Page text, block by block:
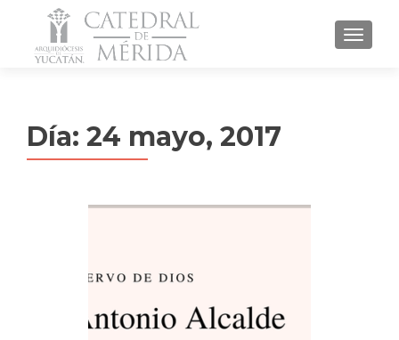
MENU
Día: 24 mayo, 2017